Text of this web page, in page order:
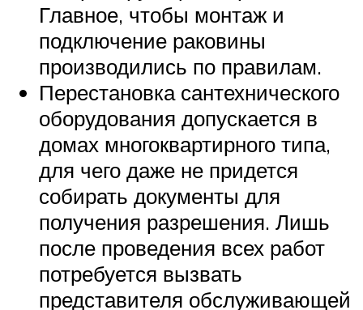
Главное, чтобы монтаж и
подключение раковины
производились по правилам.
Перестановка сантехнического
оборудования допускается в
домах многоквартирного типа,
для чего даже не придется
собирать документы для
получения разрешения. Лишь
после проведения всех работ
потребуется вызвать
представителя обслуживающей